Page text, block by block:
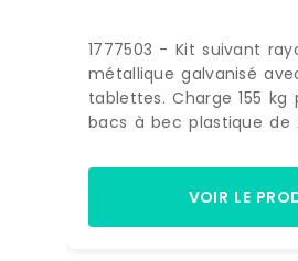
1777503 - Kit suivant
métallique galvanisé
tablettes. Charge 155 kg
bacs à bec plastique de
mm) Dimensions > Hors
P. 500 x H.1972 mm>
VOIR LE